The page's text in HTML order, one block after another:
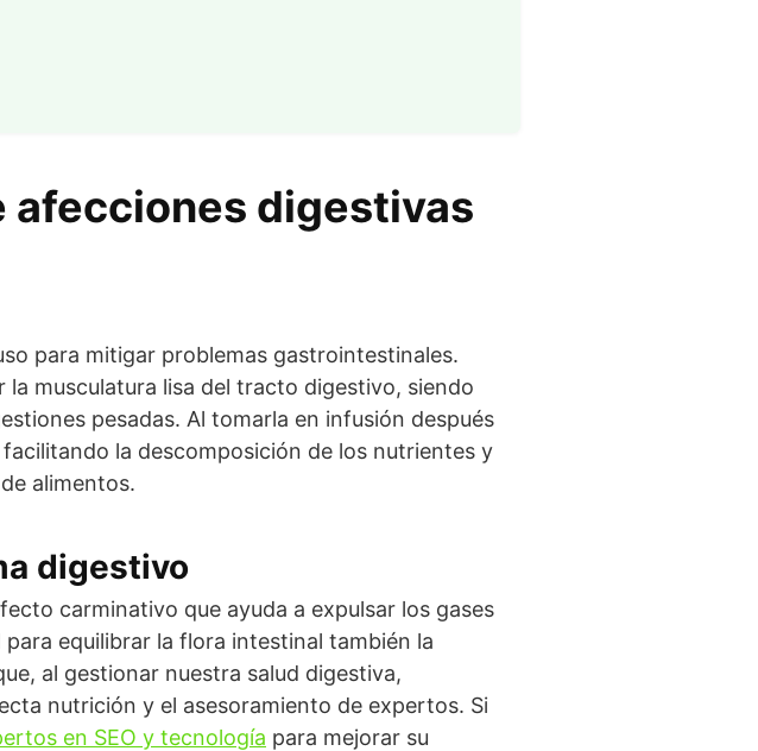
afecciones digestivas
para mitigar problemas gastrointestinales.
la musculatura lisa del tracto digestivo, siendo
pesadas. Al tomarla en infusión después
la descomposición de los nutrientes y
alimentos.
digestivo
carminativo que ayuda a expulsar los gases
equilibrar la flora intestinal también la
al gestionar nuestra salud digestiva,
nutrición y el asesoramiento de expertos. Si
en SEO y tecnología para mejorar su